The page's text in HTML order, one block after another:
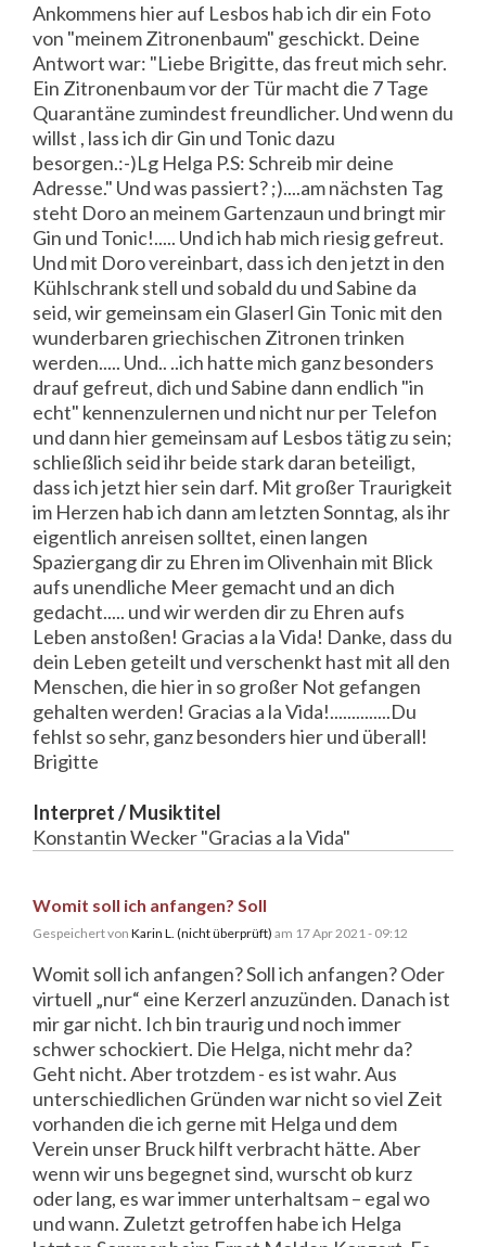
Ankommens hier auf Lesbos hab ich dir ein Foto
von "meinem Zitronenbaum" geschickt. Deine
Antwort war: "Liebe Brigitte, das freut mich sehr.
Ein Zitronenbaum vor der Tür macht die 7 Tage
Quarantäne zumindest freundlicher. Und wenn du
willst , lass ich dir Gin und Tonic dazu
besorgen.:-)Lg Helga P.S: Schreib mir deine
Adresse." Und was passiert? ;)....am nächsten Tag
steht Doro an meinem Gartenzaun und bringt mir
Gin und Tonic!..... Und ich hab mich riesig gefreut.
Und mit Doro vereinbart, dass ich den jetzt in den
Kühlschrank stell und sobald du und Sabine da
seid, wir gemeinsam ein Glaserl Gin Tonic mit den
wunderbaren griechischen Zitronen trinken
werden..... Und.. ..ich hatte mich ganz besonders
drauf gefreut, dich und Sabine dann endlich "in
echt" kennenzulernen und nicht nur per Telefon
und dann hier gemeinsam auf Lesbos tätig zu sein;
schließlich seid ihr beide stark daran beteiligt,
dass ich jetzt hier sein darf. Mit großer Traurigkeit
im Herzen hab ich dann am letzten Sonntag, als ihr
eigentlich anreisen solltet, einen langen
Spaziergang dir zu Ehren im Olivenhain mit Blick
aufs unendliche Meer gemacht und an dich
gedacht..... und wir werden dir zu Ehren aufs
Leben anstoßen! Gracias a la Vida! Danke, dass du
dein Leben geteilt und verschenkt hast mit all den
Menschen, die hier in so großer Not gefangen
gehalten werden! Gracias a la Vida!..............Du
fehlst so sehr, ganz besonders hier und überall!
Brigitte
Interpret / Musiktitel
Konstantin Wecker "Gracias a la Vida"
Womit soll ich anfangen? Soll
Gespeichert von Karin L. (nicht überprüft) am 17 Apr 2021 - 09:12
Womit soll ich anfangen? Soll ich anfangen? Oder
virtuell „nur“ eine Kerzerl anzuzünden. Danach ist
mir gar nicht. Ich bin traurig und noch immer
schwer schockiert. Die Helga, nicht mehr da?
Geht nicht. Aber trotzdem - es ist wahr. Aus
unterschiedlichen Gründen war nicht so viel Zeit
vorhanden die ich gerne mit Helga und dem
Verein unser Bruck hilft verbracht hätte. Aber
wenn wir uns begegnet sind, wurscht ob kurz
oder lang, es war immer unterhaltsam – egal wo
und wann. Zuletzt getroffen habe ich Helga